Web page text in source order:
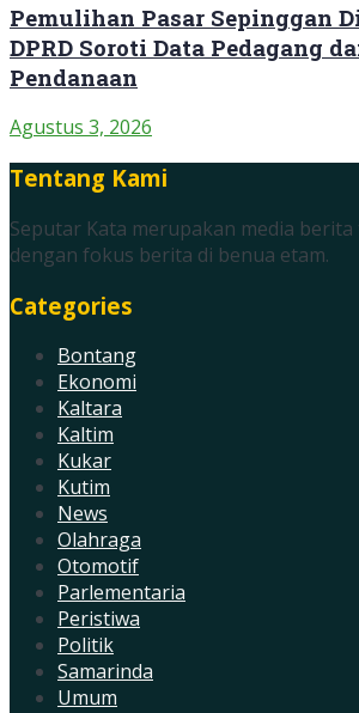
Pemulihan Pasar Sepinggan
DPRD Soroti Data Pedagang
Pendanaan
Agustus 3, 2026
Tentang Kami
Seputar Kata merupakan media
dengan fokus berita di benua etam.
Categories
Bontang
Ekonomi
Kaltara
Kaltim
Kukar
Kutim
News
Olahraga
Otomotif
Parlementaria
Peristiwa
Politik
Samarinda
Umum